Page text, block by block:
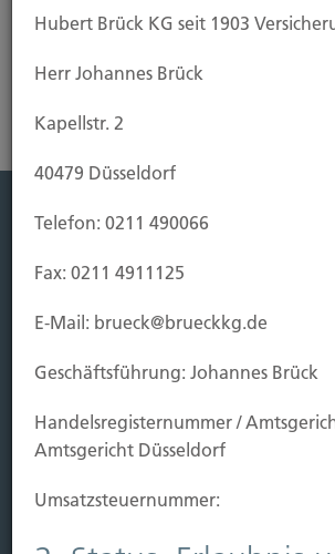
Leben
Vorsorgen
Kauf Grundstück
Baubeginn
Schaden
Hubert Brück KG seit 1903
Herr Johannes Brück
Kapellstr. 2
40479 Düsseldorf
Telefon: 0211 490066
Fax: 0211 4911125
E-Mail: brueck@brueckkg.de
Geschäftsführung: Johannes Brück
Handels­registernummer /
Amtsgericht Düsseldorf
Umsatzsteuer­nummer: